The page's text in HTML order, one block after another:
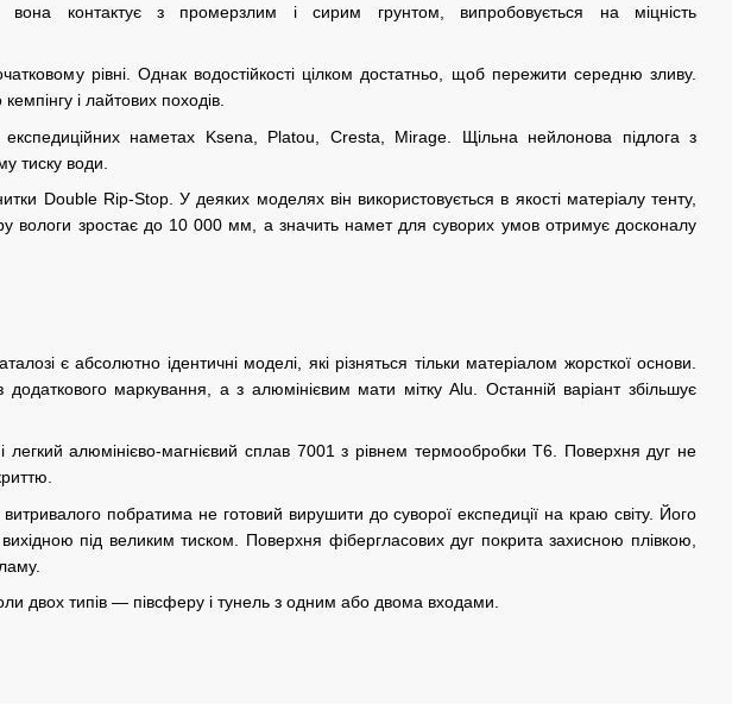
вона контактує з промерзлим і сирим грунтом, випробовується на міцність
рівні. Однак водостійкості цілком достатньо, щоб пережити середню зливу.
і лайтових походів.
наметах Ksena, Platou, Cresta, Mirage. Щільна нейлонова підлога з
тиску води.
Double Rip-Stop. У деяких моделях він використовується в якості матеріалу тенту,
вологи зростає до 10 000 мм, а значить намет для суворих умов отримує досконалу
є абсолютно ідентичні моделі, які різняться тільки матеріалом жорсткої основи.
маркування, а з алюмінієвим мати мітку Alu. Останній варіант збільшує
алюмінієво-магнієвий сплав 7001 з рівнем термообробки Т6. Поверхня дуг не
побратима не готовий вирушити до суворої експедиції на краю світу. Його
під великим тиском. Поверхня фібергласових дуг покрита захисною плівкою,
двох типів — півсферу і тунель з одним або двома входами.